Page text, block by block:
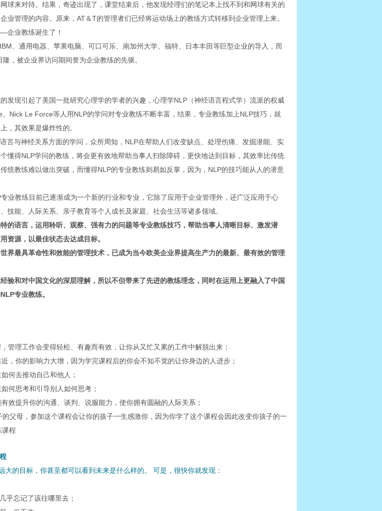
球来对待。结果，奇迹出现了，课堂结束后，他发现经理们的笔记本上找不到和网球有关的
业管理的内容。原来，AT＆T的管理者们已经将运动场上的教练方式转移到企业管理上来。
企业教练诞生了！
、通用电器、苹果电脑、可口可乐、南加州大学、福特、日本丰田等巨型企业的导入，而
，被企业界访问期间誉为企业教练的先驱。
发现引起了美国一批研究心理学的学者的兴趣，心理学NLP（神经语言程式学）流派的权威
、Nick Le Force等人用NLP的学问对专业教练不断丰富，结果，专业教练加上NLP技巧，就
，其效果是爆炸性的。
言与神经关系方面的学问，众所周知，NLP在帮助人们改变缺点、处理伤痛、发掘潜能、实
懂得NLP学问的教练，将会更有效地帮助当事人扫除障碍，更快地达到目标，其效率比传统
统教练难以做出突破，而懂得NLP的专业教练则易如反掌，因为，NLP的技巧能从人的潜意
业教练目前已逐渐成为一个新的行业和专业，它除了应用于企业管理外，还广泛应用于心
技能、人际关系、亲子教育等个人成长及家庭、社会生活等诸多领域。
的语言，运用聆听、观察、强有力的问题等专业教练技巧，帮助当事人清晰目标、激发潜
资源，以最佳状态去达成目标。
界最具革命性和效能的管理技术，已成为当今欧美企业界提高生产力的最新、最有效的管理
验和对中国文化的深层理解，所以不但带来了先进的教练理念，同时在运用上更融入了中国
专业教练。
管理工作会变得轻松、有趣而有效，让你从又忙又累的工作中解脱出来；
，你的影响力大增，因为学完课程后的你会不知不觉的让你身边的人进步；
何去推动自己和他人；
何思考和引导别人如何思考；
效提升你的沟通、谈判、说服能力，使你拥有圆融的人际关系；
父母，参加这个课程会让你的孩子一生感激你，因为你学了这个课程会因此改变你孩子的一
课程
大的目标，你甚至都可以看到未来是什么样的。 可是，很快你就发现：
乎忘记了该往哪里去；